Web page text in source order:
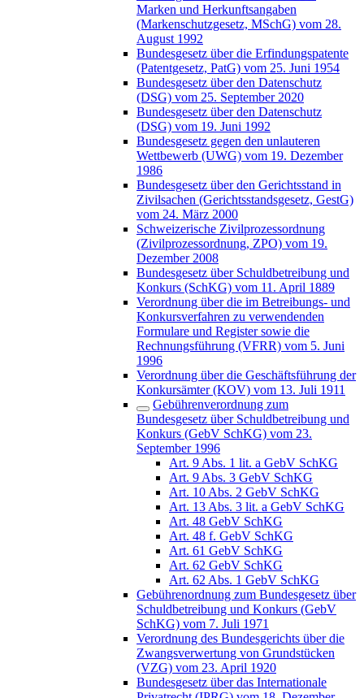
Marken und Herkunftsangaben
(Markenschutzgesetz, MSchG) vom 28.
August 1992
Bundesgesetz über die Erfindungspatente
(Patentgesetz, PatG) vom 25. Juni 1954
Bundesgesetz über den Datenschutz
(DSG) vom 25. September 2020
Bundesgesetz über den Datenschutz
(DSG) vom 19. Juni 1992
Bundesgesetz gegen den unlauteren
Wettbewerb (UWG) vom 19. Dezember
1986
Bundesgesetz über den Gerichtsstand in
Zivilsachen (Gerichtsstandsgesetz, GestG)
vom 24. März 2000
Schweizerische Zivilprozessordnung
(Zivilprozessordnung, ZPO) vom 19.
Dezember 2008
Bundesgesetz über Schuldbetreibung und
Konkurs (SchKG) vom 11. April 1889
Verordnung über die im Betreibungs- und
Konkursverfahren zu verwendenden
Formulare und Register sowie die
Rechnungsführung (VFRR) vom 5. Juni
1996
Verordnung über die Geschäftsführung der
Konkursämter (KOV) vom 13. Juli 1911
Gebührenverordnung zum
Bundesgesetz über Schuldbetreibung und
Konkurs (GebV SchKG) vom 23.
September 1996
Art. 9 Abs. 1 lit. a GebV SchKG
Art. 9 Abs. 3 GebV SchKG
Art. 10 Abs. 2 GebV SchKG
Art. 13 Abs. 3 lit. a GebV SchKG
Art. 48 GebV SchKG
Art. 48 f. GebV SchKG
Art. 61 GebV SchKG
Art. 62 GebV SchKG
Art. 62 Abs. 1 GebV SchKG
Gebührenordnung zum Bundesgesetz über
Schuldbetreibung und Konkurs (GebV
SchKG) vom 7. Juli 1971
Verordnung des Bundesgerichts über die
Zwangsverwertung von Grundstücken
(VZG) vom 23. April 1920
Bundesgesetz über das Internationale